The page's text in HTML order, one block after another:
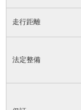
走行距離
法定整備